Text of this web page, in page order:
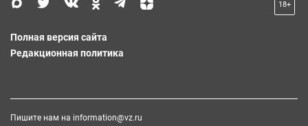
18+
Полная версия сайта
Редакционная политика
Пишите нам на information@vz.ru